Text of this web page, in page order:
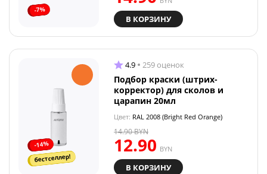
-7%
В КОРЗИНУ
-14%
бестселлер!
4.9 259 оценок
Подбор краски (штрих-
корректор) для сколов и
царапин 20мл
Цвет: RAL 2008 (Bright Red Orange)
12.90 BYN
14.90BYN
В КОРЗИНУ